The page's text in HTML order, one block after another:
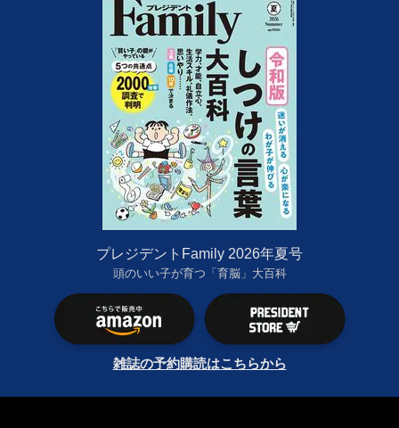
プレジデントFamily 2026年夏号
頭のいい子が育つ「育脳」大百科
雑誌の予約購読はこちらから